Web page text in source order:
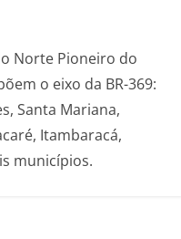
Norte Pioneiro do
o eixo da BR-369:
Santa Mariana,
Itambaracá,
municípios.